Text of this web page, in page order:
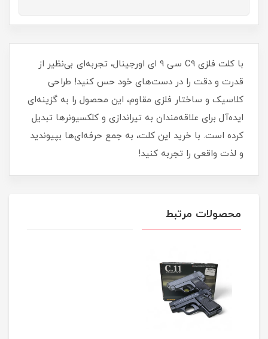
با کلت فلزی C9 سی 9 ای اورجینال، تجربه‌ای بی‌نظیر از
قدرت و دقت را در دست‌های خود حس کنید! طراحی
کلاسیک و ساختار فلزی مقاوم، این محصول را به گزینه‌ای
ایده‌آل برای علاقه‌مندان به تیراندازی و کلکسیونرها تبدیل
کرده است. با خرید این کلت، به جمع حرفه‌ای‌ها بپیوندید
و لذت واقعی را تجربه کنید!
محصولات مرتبط